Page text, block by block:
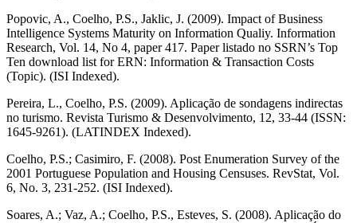
Popovic, A., Coelho, P.S., Jaklic, J. (2009). Impact of Business
Intelligence Systems Maturity on Information Qualiy. Information
Research, Vol. 14, No 4, paper 417. Paper listado no SSRN’s Top
Ten download list for ERN: Information & Transaction Costs
(Topic). (ISI Indexed).
Pereira, L., Coelho, P.S. (2009). Aplicação de sondagens indirectas
no turismo. Revista Turismo & Desenvolvimento, 12, 33-44 (ISSN:
1645-9261). (LATINDEX Indexed).
Coelho, P.S.; Casimiro, F. (2008). Post Enumeration Survey of the
2001 Portuguese Population and Housing Censuses. RevStat, Vol.
6, No. 3, 231-252. (ISI Indexed).
Soares, A.; Vaz, A.; Coelho, P.S., Esteves, S. (2008). Aplicação do